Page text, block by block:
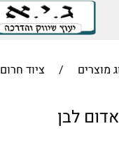
מוצרים / ציוד חרום
לבן